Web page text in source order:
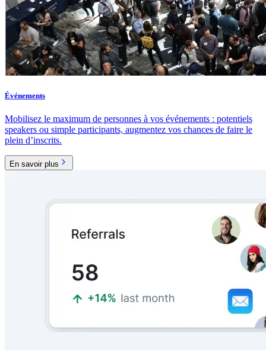
Événements
Mobilisez le maximum de personnes à vos événements : potentiels
speakers ou simple participants, augmentez vos chances de faire le
plein d’inscrits.
En savoir plus